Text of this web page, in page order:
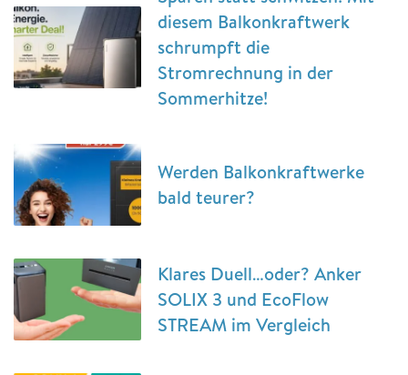
diesem Balkonkraftwerk
schrumpft die
Stromrechnung in der
Sommerhitze!
Werden Balkonkraftwerke
bald teurer?
Klares Duell…oder? Anker
SOLIX 3 und EcoFlow
STREAM im Vergleich